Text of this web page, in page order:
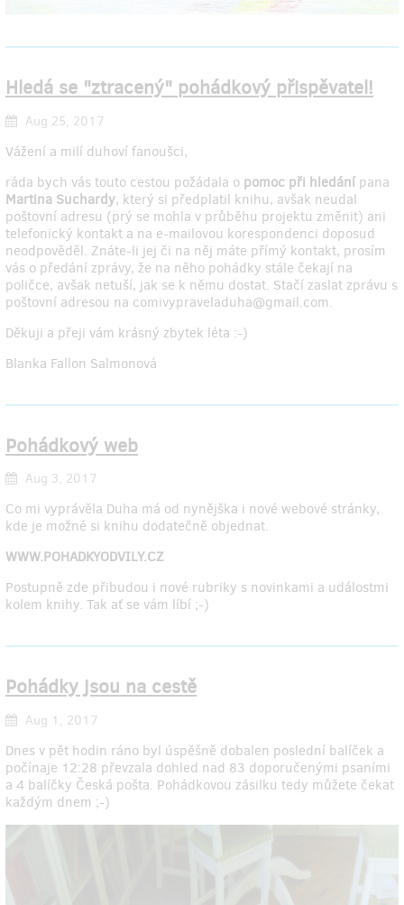
Hledá se "ztracený" pohádkový přispěvatel!
Aug 25, 2017
Vážení a milí duhoví fanoušci,
ráda bych vás touto cestou požádala o pomoc při hledánípana
Martina Suchardy, který si předplatil knihu, avšak neudal
poštovní adresu (prý se mohla v průběhu projektu změnit) ani
telefonický kontakt a na e-mailovou korespondenci doposud
neodpověděl. Znáte-li jej či na něj máte přímý kontakt, prosím
vás o předání zprávy, že na něho pohádky stále čekají na
poličce, avšak netuší, jak se k němu dostat. Stačí zaslat zprávu s
poštovní adresou na comivypraveladuha@gmail.com.
Děkuji a přeji vám krásný zbytek léta :-)
Blanka Fallon Salmonová
Pohádkový web
Aug 3, 2017
Co mi vyprávěla Duha má od nynějška i nové webové stránky,
kde je možné si knihu dodatečně objednat.
WWW.POHADKYODVILY.CZ
Postupně zde přibudou i nové rubriky s novinkami a událostmi
kolem knihy. Tak ať se vám líbí ;-)
Pohádky jsou na cestě
Aug 1, 2017
Dnes v pět hodin ráno byl úspěšně dobalen poslední balíček a
počínaje 12:28 převzala dohled nad 83 doporučenými psaními
a 4 balíčky Česká pošta. Pohádkovou zásilku tedy můžete čekat
každým dnem ;-)